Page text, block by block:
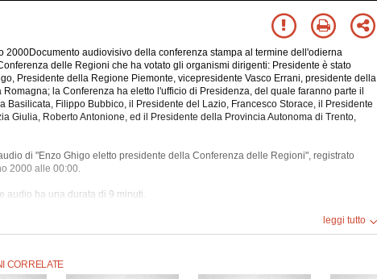
2000Documento audiovisivo della conferenza stampa al termine dell'odierna
delle Regioni che ha votato gli organismi dirigenti: Presidente è stato
Presidente della Regione Piemonte, vicepresidente Vasco Errani, presidente della
Romagna; la Conferenza ha eletto l'ufficio di Presidenza, del quale faranno parte il
Basilicata, Filippo Bubbico, il Presidente del Lazio, Francesco Storace, il Presidente
Giulia, Roberto Antonione, ed il Presidente della Provincia Autonoma di Trento,
di "Enzo Ghigo eletto presidente della Conferenza delle Regioni", registrato
2000 alle 00:00.
audio ha una durata di 9 minuti.
leggi tutto
CORRELATE